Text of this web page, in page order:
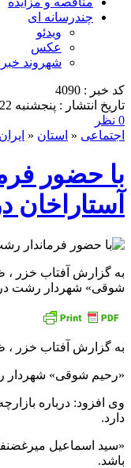
چندرسانه ای
ویدئو
عکس
شهروند
کد خبر : 4090
تاریخ انتشار : پنجشنبه 22 خرداد 1404 - 23:55
0 نظر
اجتماعی « استان « ایران
با حضور
به گزارش آفتاب خزر ،
شوقی» شهردار رشت در
به گزارش آفتاب خزر ،
«رحیم شوقی» شهردار
دارد.
«سید اسماعیل
باشد.